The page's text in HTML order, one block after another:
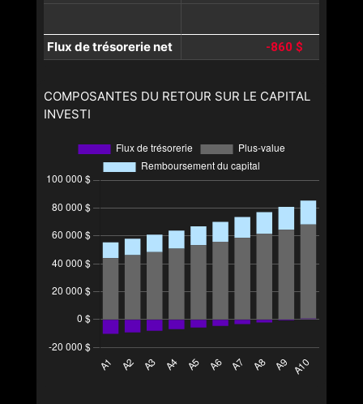
Flux de trésorerie net -860 $
COMPOSANTES DU RETOUR SUR LE CAPITAL
INVESTI